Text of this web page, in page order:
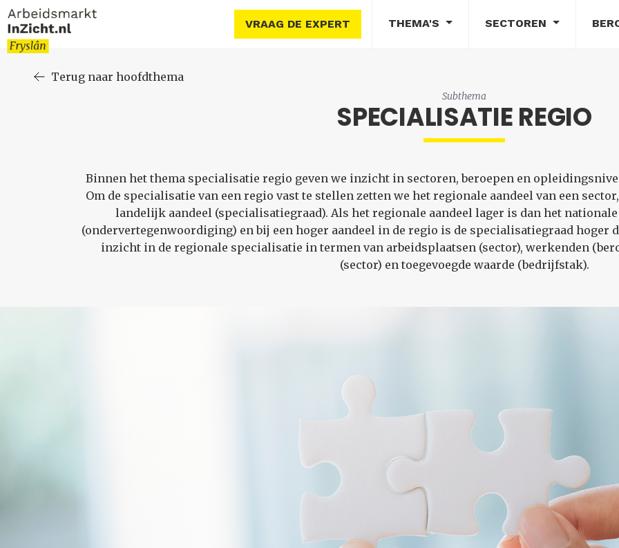
VRAAG DE EXPERT THEMA'S SECTOREN
Terug naar hoofdthema
Subthema
SPECIALISATIE REGIO
Binnen het thema specialisatie regio geven we inzicht in sectoren, beroepen en
Om de specialisatie van een regio vast te stellen zetten we het regionale aandeel van een
landelijk aandeel (specialisatiegraad). Als het regionale aandeel lager is dan het nationale
(ondervertegenwoordiging) en bij een hoger aandeel in de regio is de specialisatiegraad hoger
inzicht in de regionale specialisatie in termen van arbeidsplaatsen (sector), werkenden
(sector) en toegevoegde waarde (bedrijfstak).